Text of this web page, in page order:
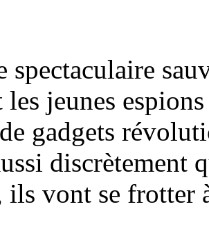
spectaculaire
jeunes
gadgets
discrètement
ils vont se frotter